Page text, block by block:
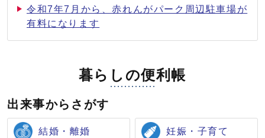
令和7年7月から、赤れんがパーク周辺駐車場が
有料になります
暮らしの便利帳
出来事からさがす
結婚・離婚 妊娠・子育て